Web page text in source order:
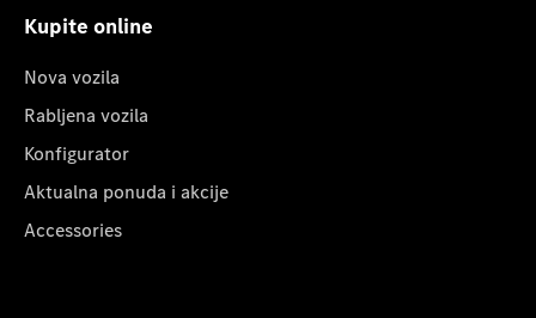
Kupite online
Nova vozila
Rabljena vozila
Konfigurator
Aktualna ponuda i akcije
Accessories